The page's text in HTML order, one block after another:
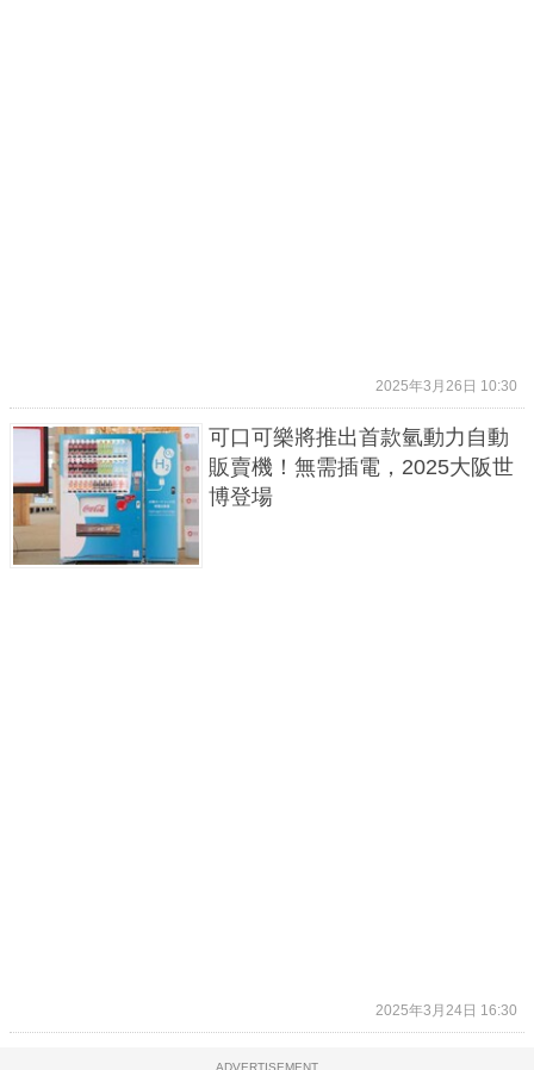
2025年3月26日 10:30
可口可樂將推出首款氫動力自動
販賣機！無需插電，2025大阪世
博登場
2025年3月24日 16:30
ADVERTISEMENT